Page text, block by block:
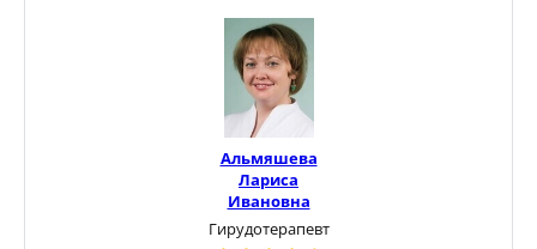
Альмяшева
Лариса
Ивановна
Гирудотерапевт